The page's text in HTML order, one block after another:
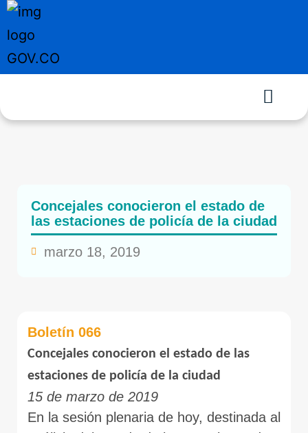
Concejales conocieron el estado de
las estaciones de policía de la ciudad
marzo 18, 2019
Boletín 066
Concejales conocieron el estado de las
estaciones de policía de la ciudad
15 de marzo de 2019
En la sesión plenaria de hoy, destinada al